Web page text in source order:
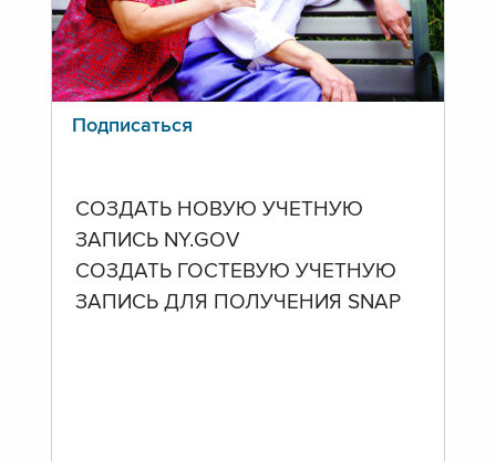
Подписаться
СОЗДАТЬ НОВУЮ УЧЕТНУЮ
ЗАПИСЬ NY.GOV
СОЗДАТЬ ГОСТЕВУЮ УЧЕТНУЮ
ЗАПИСЬ ДЛЯ ПОЛУЧЕНИЯ SNAP